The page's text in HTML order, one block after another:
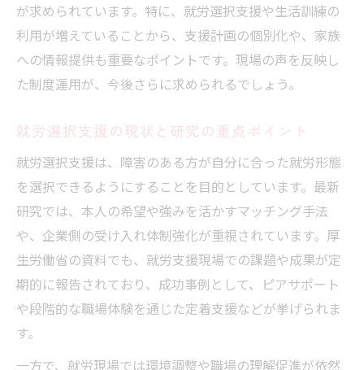
が求められています。特に、就労選択支援や生活訓練の
利用が増えていることから、支援計画の個別化や、家族
への情報提供も重要なポイントです。現場の声を反映し
た制度運用が、今後さらに求められるでしょう。
就労選択支援の現状と研究の重点ポイント
就労選択支援は、障害のある方が自分に合った就労形態
を選択できるようにすることを目的としています。最新
研究では、本人の希望や強みを活かすマッチング手法
や、企業側の受け入れ体制強化が重視されています。厚
生労働省の資料でも、就労支援現場での課題や成果が定
期的に報告されており、成功事例として、ピアサポート
や段階的な職場体験を通じた定着支援などが挙げられま
す。
一方で、就労現場では環境調整や職場の理解促進が依然